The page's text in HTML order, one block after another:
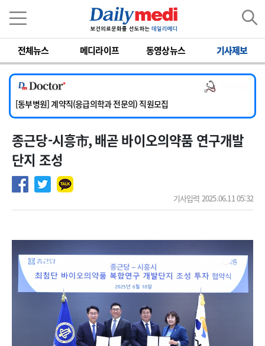
전체뉴스 메디라이프 동영상뉴스 기사제보
[서울아산병원] 2026년 하반기 인턴 모집
[영남대학교의료원] 마취통증의학과 임기제 임상의사 채용
[충남대학교병원] 소아청소년과(소아응급전담) 계약직 의사 공개채용
[동부병원] 계약직(응급의학과 전문의) 직원모집
[이대목동병원] 하반기 전공의(레지던트1년차) 모집
[서울아산병원] 2026년 하반기 인턴 모집
[영남대학교의료원] 마취통증의학과 임기제 임상의사 채용
종근당-시흥市, 배곧 바이오의약품 연구개발
단지 조성
기사입력 2025.06.11 05:32